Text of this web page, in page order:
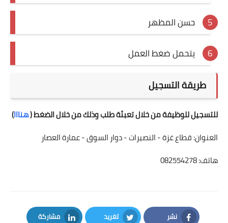
حسن المظهر
يتحمل ضغط العمل
طريقة التسجيل
للتسجيل للوظيفة من خلال تعبئة طلب وذلك من خلال الضغط (هنااا)
العنوان: قطاع غزة - النصيرات - دوار السوق - عمارة العصار
هاتف: 082554278
نشر تغريد مشاركة